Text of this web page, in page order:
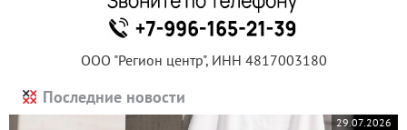
ООО "Регион центр", ИНН 4817003180
Последние новости
29.07.2026